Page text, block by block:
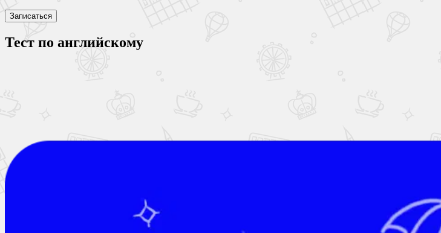
Записаться
Тест по английскому